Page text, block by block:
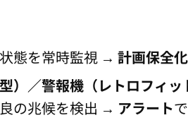
態を常時監視 → 計画保全化
）／警報機（レトロフィッ
の兆候を検出 → アラート